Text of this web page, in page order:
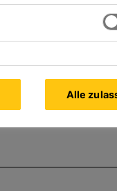
Alle